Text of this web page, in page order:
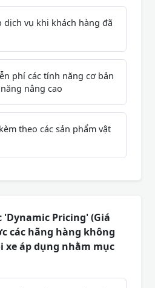
dịch vụ khi khách hàng đã
phí các tính năng cơ bản
nâng cao
theo các sản phẩm vật
'Dynamic Pricing' (Giá
các hãng hàng không
xe áp dụng nhằm mục